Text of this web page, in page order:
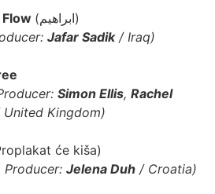
(ابراهيم)
Jafar Sadik/ Iraq)
Simon Ellis, Rachel
Kingdom)
će kiša)
Producer: Jelena Duh / Croatia)